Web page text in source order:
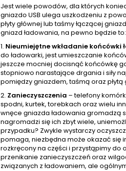
Jest wiele powodów, dla których
gniazdo USB ulega uszkodzeniu z
płyty głównej lub taśmy łączącej
gniazd ładowania, na pewno będzie to:
1. Nieumiejętne wkładanie końcówki
do ładowarki, jest umieszczanie
jeszcze mocniej docisnąć końcówkę
stopniowo narastające drgania i siły
pomiędzy gniazdem, taśmą oraz
2. Zanieczyszczenia – telefony
spodni, kurtek, torebkach oraz wielu
wnęce gniazda ładowania gromadzą
nagromadzi się ich zbyt wiele,
przypadku? Zwykle wystarczy
pomaga, niezbędna może okazać się
rozkręcony na części i przystąpimy do
przenikanie zanieczyszczeń oraz
związanych z ładowaniem, ale